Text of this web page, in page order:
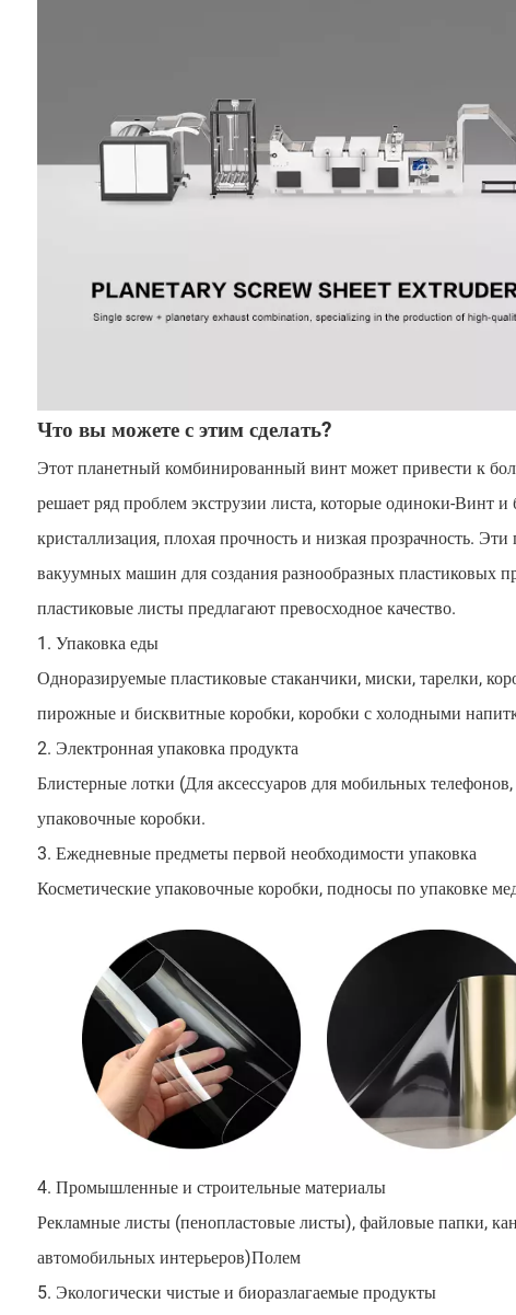
Что вы можете с этим сделать?
Этот планетный комбинированный винт может привести к
решает ряд проблем экструзии листа, которые одиноки-Винт
кристаллизация, плохая прочность и низкая прозрачность.
вакуумных машин для создания разнообразных пластиковых
пластиковые листы предлагают превосходное качество.
1. Упаковка еды
Одноразируемые пластиковые стаканчики, миски, тарелки,
пирожные и бисквитные коробки, коробки с холодными
2. Электронная упаковка продукта
Блистерные лотки (Для аксессуаров для мобильных
упаковочные коробки.
3. Ежедневные предметы первой необходимости упаковка
Косметические упаковочные коробки, подносы по упаковке
4. Промышленные и строительные материалы
Рекламные листы (пенопластовые листы), файловые папки,
автомобильных интерьеров)Полем
5. Экологически чистые и биоразлагаемые продукты